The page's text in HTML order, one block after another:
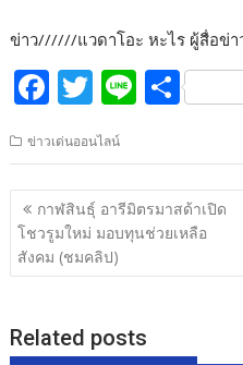
ข่าว//////แวดาโอะ หะไร ผู้สื่อข่า
F
e
b
o
o
T
w
itt
er
Li
e
S
ar
e
ข่าวเด่นออนไลน์
แนะแนว
เรื่อง
กาฬสินธุ์ อารีมิตรมาสด้าเปิด
โชวรูมใหม่ มอบทุนช่วยเหลือ
สังคม (ชมคลิป)
Related posts